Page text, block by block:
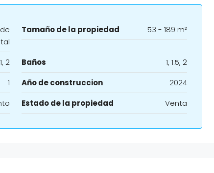
Tamaño de la propiedad 53 - 189 m²
1, 2 Baños
1, 1.5, 2
1 Año de construccion
2024
Estado de la propiedad Venta